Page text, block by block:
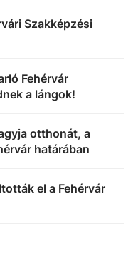
Szakképzési
Fehérvár
a lángok!
otthonát, a
határában
el a Fehérvár